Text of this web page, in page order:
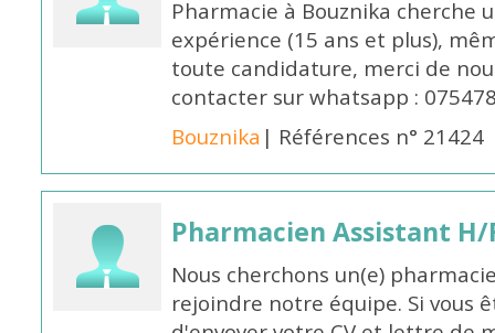
Pharmacie à Bouznika cherche
expérience (15 ans et plus),
toute candidature, merci de
contacter sur whatsapp :
Bouznika | Références n° 21424
Pharmacien Assistant
Nous cherchons un(e)
rejoindre notre équipe. Si vous